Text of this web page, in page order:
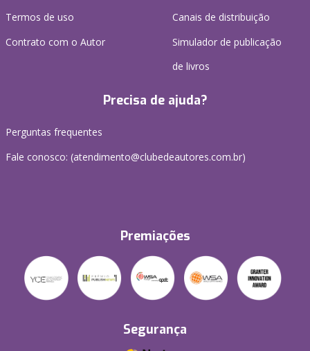
Termos de uso
Contrato com o Autor
Canais de distribuição
Simulador de publicação
de livros
Precisa de ajuda?
Perguntas frequentes
Fale conosco: (atendimento@clubedeautores.com.br)
Premiações
Segurança